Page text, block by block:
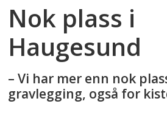
Nok plass i
Haugesund
– Vi har mer enn nok
gravlegging, også for